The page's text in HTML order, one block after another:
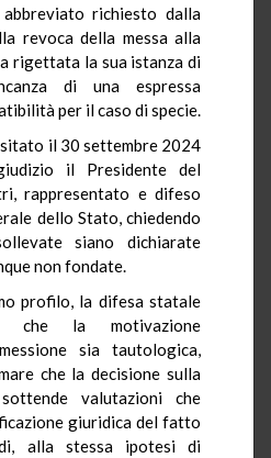
richiesto dalla
revoca della messa alla
rigettata la sua istanza di
di una espressa
per il caso di specie.
il 30 settembre 2024
il Presidente del
rappresentato e difeso
dello Stato, chiedendo
siano dichiarate
non fondate.
profilo, la difesa statale
che la motivazione
sia tautologica,
che la decisione sulla
valutazioni che
giuridica del fatto
alla stessa ipotesi di